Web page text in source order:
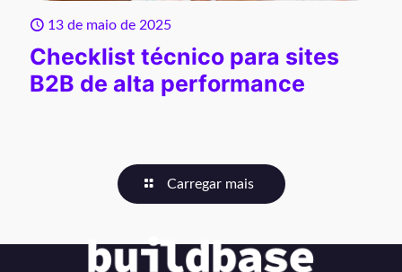
13 de maio de 2025
Checklist técnico para sites
B2B de alta performance
Carregar mais